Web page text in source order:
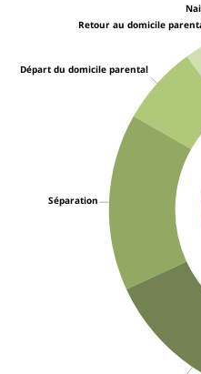
Séparation
Départ du domicile parental
Retour au domicile